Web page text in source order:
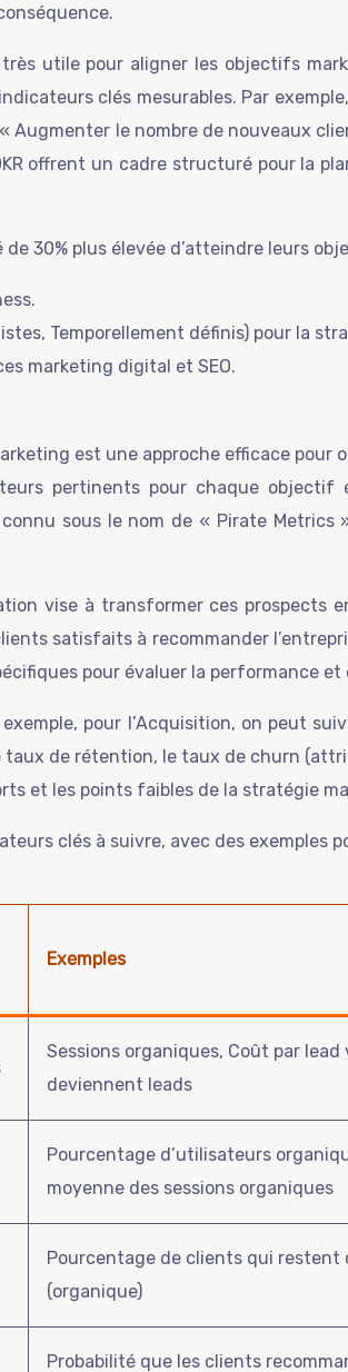
utile pour aligner les objectifs
clés mesurables. Par
le nombre de nouveaux
offrent un cadre structuré pour la
30% plus élevée d’atteindre leurs
Temporellement définis) pour la
marketing digital et SEO.
est une approche efficace pour
pertinents pour chaque objectif
sous le nom de « Pirate
vise à transformer ces
satisfaits à recommander
pour évaluer la performance et
pour l’Acquisition, on peut
de rétention, le taux de churn
et les points faibles de la stratégie
clés à suivre, avec des exemples
Exemples
Sessions organiques, Coût par
deviennent leads
Pourcentage d’utilisateurs
moyenne des sessions organiques
Pourcentage de clients qui restent
(organique)
Probabilité que les clients